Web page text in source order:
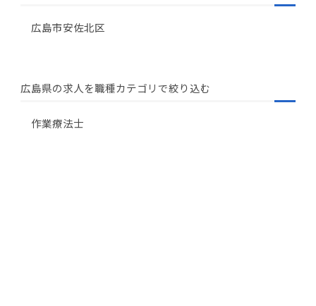
広島市安佐北区
広島県の求人を職種カテゴリで絞り込む
作業療法士